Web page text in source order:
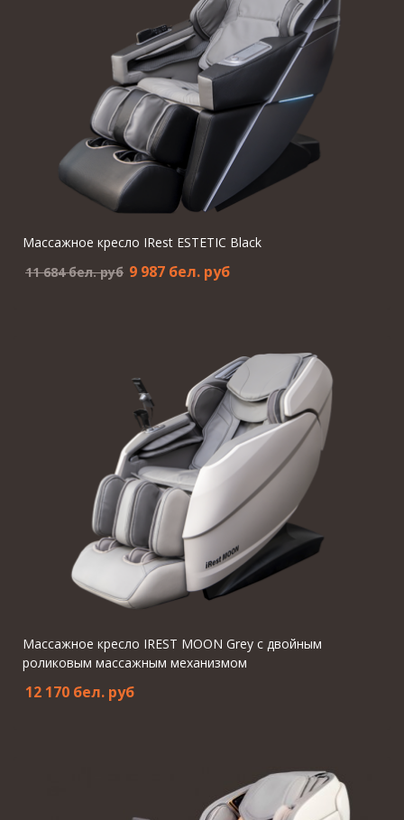
Массажное кресло IRest ESTETIC Black
11 684 бел. pуб 9 987 бел. pуб
Массажное кресло IREST MOON Grey с двойным
роликовым массажным механизмом
12 170 бел. pуб
7%
Скидка
Хит